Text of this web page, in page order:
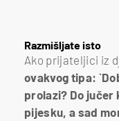
Razmišljate isto
Ako prijateljici iz
ovakvog tipa:
prolazi? Do jučer
pijesku, a sad